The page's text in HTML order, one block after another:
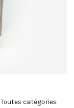
Toutes catégories